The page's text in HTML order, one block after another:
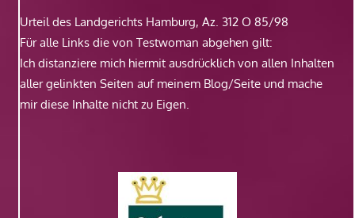
Urteil des Landgerichts Hamburg, Az. 312 O 85/98
Für alle Links die von Testwoman abgehen gilt:
Ich distanziere mich hiermit ausdrücklich von allen Inhalten
aller gelinkten Seiten auf meinem Blog/Seite und mache
mir diese Inhalte nicht zu Eigen.